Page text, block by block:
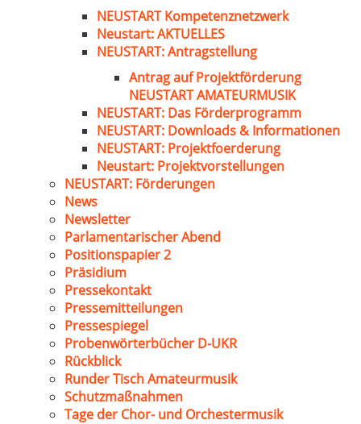
NEUSTART Kompetenznetzwerk
Neustart: AKTUELLES
NEUSTART: Antragstellung
Antrag auf Projektförderung
NEUSTART AMATEURMUSIK
NEUSTART: Das Förderprogramm
NEUSTART: Downloads & Informationen
NEUSTART: Projektfoerderung
Neustart: Projektvorstellungen
NEUSTART: Förderungen
News
Newsletter
Parlamentarischer Abend
Positionspapier 2
Präsidium
Pressekontakt
Pressemitteilungen
Pressespiegel
Probenwörterbücher D-UKR
Rückblick
Runder Tisch Amateurmusik
Schutzmaßnahmen
Tage der Chor- und Orchestermusik